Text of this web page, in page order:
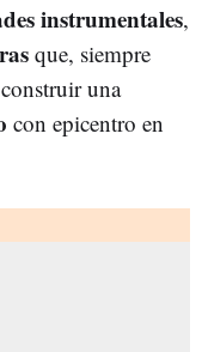
instrumentales,
que, siempre
una
con epicentro en